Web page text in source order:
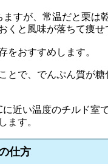
ますが、常温だと栗は
くと風味が落ちて痩せ
をおすすめします。
とで、でんぷん質が糖
近い温度のチルド室
ます。
仕方